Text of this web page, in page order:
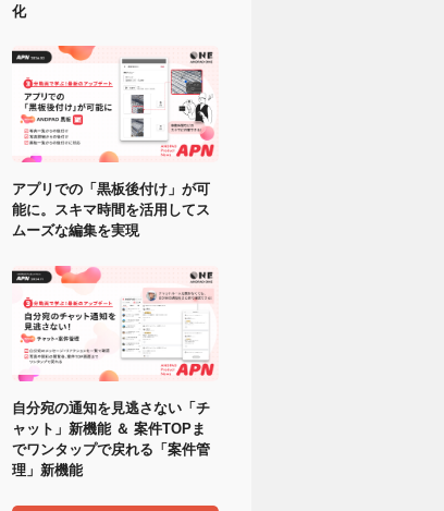
化
アプリでの「黒板後付け」が可
能に。スキマ時間を活用してス
ムーズな編集を実現
自分宛の通知を見逃さない「チ
ャット」新機能 ＆ 案件TOPま
でワンタップで戻れる「案件管
理」新機能